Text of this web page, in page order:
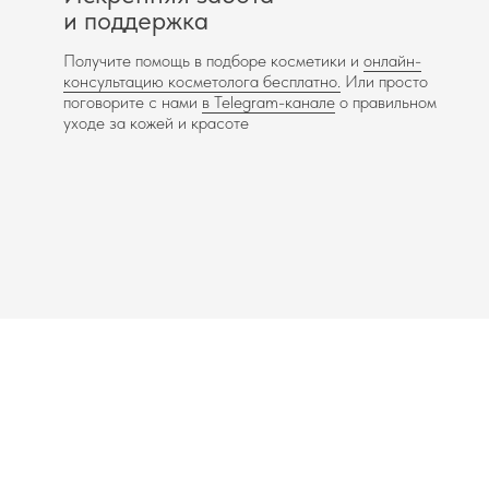
Получите помощь в подборе косметики и онлайн-
консультацию косметолога бесплатно. Или просто
поговорите с нами в Telegram-канале о правильном
уходе за кожей и красоте
и поддержка